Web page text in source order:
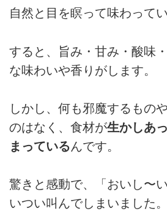
自然と目を瞑って味わってい
すると、旨み・甘み・酸味
な味わいや香りがします。
しかし、何も邪魔するもの
のはなく、食材が生かしあ
まっているんです。
驚きと感動で、「おいし〜
いつい叫んでしまいました。